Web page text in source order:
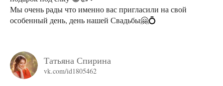
Мы очень рады что именно вас пригласили на свой
особенный день, день нашей Свадьбы🤗💍
Татьяна Спирина
vk.com/id1805462